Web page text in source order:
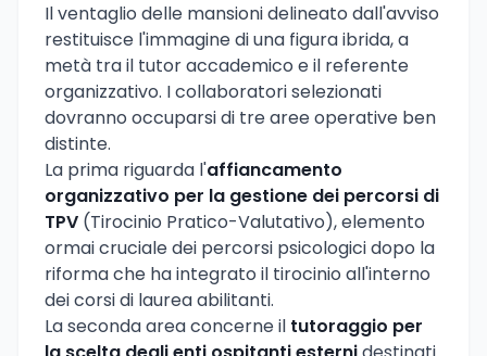
Il ventaglio delle mansioni delineato dall'avviso
restituisce l'immagine di una figura ibrida, a
metà tra il tutor accademico e il referente
organizzativo. I collaboratori selezionati
dovranno occuparsi di tre aree operative ben
distinte.
La prima riguarda l'affiancamento
organizzativo per la gestione dei percorsi di
TPV (Tirocinio Pratico-Valutativo), elemento
ormai cruciale dei percorsi psicologici dopo la
riforma che ha integrato il tirocinio all'interno
dei corsi di laurea abilitanti.
La seconda area concerne il tutoraggio per